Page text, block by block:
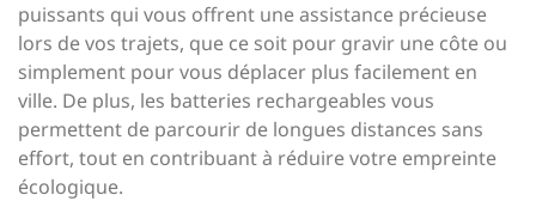
puissants qui vous offrent une assistance précieuse
lors de vos trajets, que ce soit pour gravir une côte ou
simplement pour vous déplacer plus facilement en
ville. De plus, les batteries rechargeables vous
permettent de parcourir de longues distances sans
effort, tout en contribuant à réduire votre empreinte
écologique.